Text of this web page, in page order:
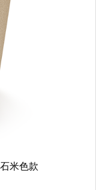
米色款